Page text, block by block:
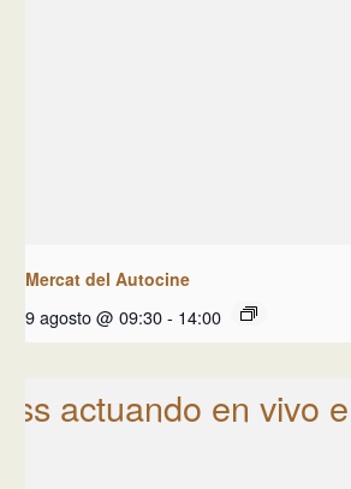
Mercat del Autocine
9 agosto @ 09:30- 14:00